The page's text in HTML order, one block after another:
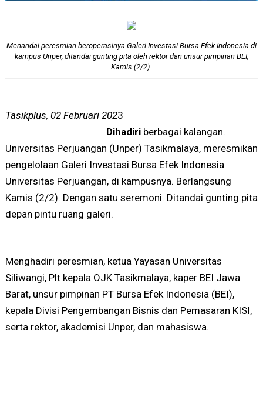
Menandai peresmian beroperasinya Galeri Investasi Bursa Efek Indonesia di
kampus Unper, ditandai gunting pita oleh rektor dan unsur pimpinan BEI,
Kamis (2/2).
Tasikplus, 02 Februari 2023
Dihadiriberbagai kalangan.
Universitas Perjuangan (Unper) Tasikmalaya, meresmikan
pengelolaan Galeri Investasi Bursa Efek Indonesia
Universitas Perjuangan, di kampusnya. Berlangsung
Kamis (2/2). Dengan satu seremoni. Ditandai gunting pita
depan pintu ruang galeri.
Menghadiri peresmian, ketua Yayasan Universitas
Siliwangi, Plt kepala OJK Tasikmalaya, kaper BEI Jawa
Barat, unsur pimpinan PT Bursa Efek Indonesia (BEI),
kepala Divisi Pengembangan Bisnis dan Pemasaran KISI,
serta rektor, akademisi Unper, dan mahasiswa.